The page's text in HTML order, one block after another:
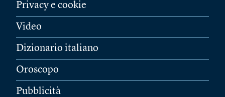
Privacy e cookie
Video
Dizionario italiano
Oroscopo
Pubblicità